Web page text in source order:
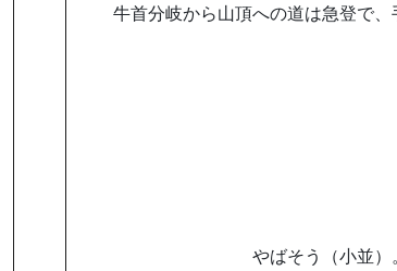
牛首分岐から山頂への道は急登で
やばそう（小並）